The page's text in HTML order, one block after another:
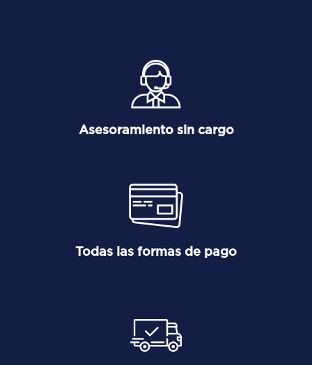
Asesoramiento sin cargo
Todas las formas de pago